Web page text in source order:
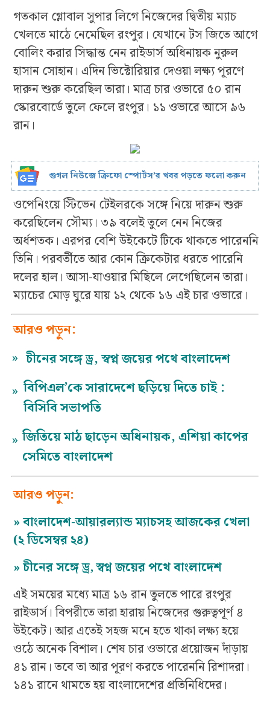
গতকাল গ্লোবাল সুপার লিগে নিজেদের দ্বিতীয় ম্যাচ
খেলতে মাঠে নেমেছিল রংপুর। যেখানে টস জিতে আগে
বোলিং করার সিদ্ধান্ত নেন রাইডার্স অধিনায়ক নুরুল
হাসান সোহান। এদিন ভিক্টোরিয়ার দেওয়া লক্ষ্য পূরণে
দারুন শুরু করেছিল তারা। মাত্র চার ওভারে ৫০ রান
স্কোরবোর্ডে তুলে ফেলে রংপুর। ১১ ওভারে আসে ৯৬
রান।
গুগল নিউজে ক্রিফো স্পোর্টস’র খবর পড়তে ফলো করুন
ওপেনিংয়ে স্টিভেন টেইলরকে সঙ্গে নিয়ে দারুন শুরু
করেছিলেন সৌম্য। ৩৯ বলেই তুলে নেন নিজের
অর্ধশতক। এরপর বেশি উইকেটে টিকে থাকতে পারেননি
তিনি। পরবর্তীতে আর কোন ক্রিকেটার ধরতে পারেনি
দলের হাল। আসা-যাওয়ার মিছিলে লেগেছিলেন তারা।
ম্যাচের মোড় ঘুরে যায় ১২ থেকে ১৬ এই চার ওভারে।
আরও পড়ুন:
» চীনের সঙ্গে ড্র, স্বপ্ন জয়ের পথে বাংলাদেশ
» বিপিএল’কে সারাদেশে ছড়িয়ে দিতে চাই :
বিসিবি সভাপতি
» জিতিয়ে মাঠ ছাড়েন অধিনায়ক, এশিয়া কাপের
সেমিতে বাংলাদেশ
আরও পড়ুন:
»বাংলাদেশ-আয়ারল্যান্ড ম্যাচসহ আজকের খেলা
(২ ডিসেম্বর ২৪)
»চীনের সঙ্গে ড্র, স্বপ্ন জয়ের পথে বাংলাদেশ
এই সময়ের মধ্যে মাত্র ১৬ রান তুলতে পারে রংপুর
রাইডার্স। বিপরীতে তারা হারায় নিজেদের গুরুত্বপূর্ণ ৪
উইকেট। আর এতেই সহজ মনে হতে থাকা লক্ষ্য হয়ে
ওঠে অনেক বিশাল। শেষ চার ওভারে প্রয়োজন দাঁড়ায়
৪১ রান। তবে তা আর পূরণ করতে পারেননি রিশাদরা।
১৪১ রানে থামতে হয় বাংলাদেশের প্রতিনিধিদের।